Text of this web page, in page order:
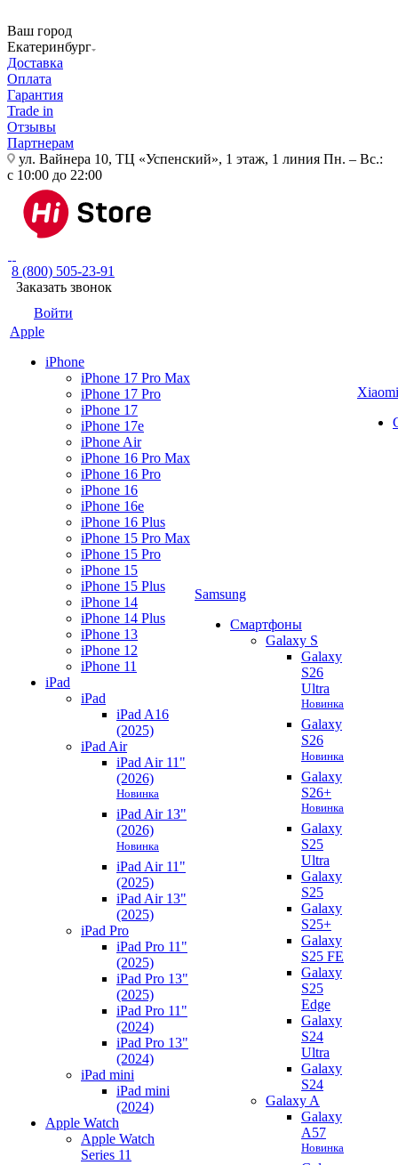
Ваш город
Екатеринбург
Доставка
Оплата
Гарантия
Trade in
Отзывы
Партнерам
ул. Вайнера 10, ТЦ «Успенский», 1 этаж, 1 линия Пн. – Вс.:
с 10:00 до 22:00
8 (800) 505-23-91
Заказать звонок
Войти
Apple
iPhone
iPhone 17 Pro Max
iPhone 17 Pro
iPhone 17
iPhone 17e
iPhone Air
iPhone 16 Pro Max
iPhone 16 Pro
iPhone 16
iPhone 16e
iPhone 16 Plus
iPhone 15 Pro Max
iPhone 15 Pro
iPhone 15
iPhone 15 Plus
iPhone 14
iPhone 14 Plus
iPhone 13
iPhone 12
iPhone 11
iPad
iPad
iPad A16
(2025)
iPad Air
iPad Air 11"
(2026)
Новинка
iPad Air 13"
(2026)
Новинка
iPad Air 11"
(2025)
iPad Air 13"
(2025)
iPad Pro
iPad Pro 11"
(2025)
iPad Pro 13"
(2025)
iPad Pro 11"
(2024)
iPad Pro 13"
(2024)
iPad mini
iPad mini
(2024)
Apple Watch
Apple Watch
Series 11
Samsung
Смартфоны
Galaxy S
Galaxy
S26
Ultra
Новинка
Galaxy
S26
Новинка
Galaxy
S26+
Новинка
Galaxy
S25
Ultra
Galaxy
S25
Galaxy
S25+
Galaxy
S25 FE
Galaxy
S25
Edge
Galaxy
S24
Ultra
Galaxy
S24
Galaxy A
Galaxy
A57
Новинка
Xiaomi